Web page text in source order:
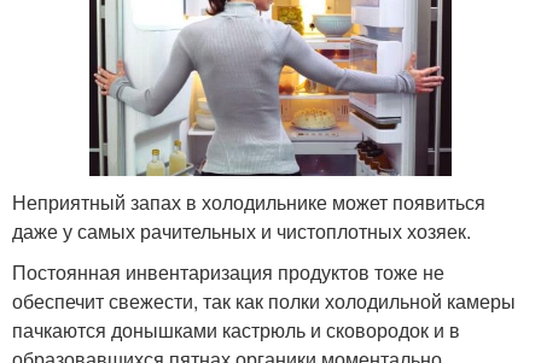
Неприятный запах в холодильнике может появиться
даже у самых рачительных и чистоплотных хозяек.
Постоянная инвентаризация продуктов тоже не
обеспечит свежести, так как полки холодильной камеры
пачкаются донышками кастрюль и сковородок и в